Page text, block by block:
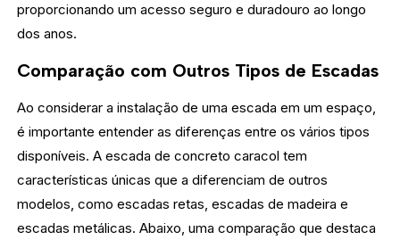
proporcionando um acesso seguro e duradouro ao longo
dos anos.
Comparação com Outros Tipos de Escadas
Ao considerar a instalação de uma escada em um espaço,
é importante entender as diferenças entre os vários tipos
disponíveis. A escada de concreto caracol tem
características únicas que a diferenciam de outros
modelos, como escadas retas, escadas de madeira e
escadas metálicas. Abaixo, uma comparação que destaca